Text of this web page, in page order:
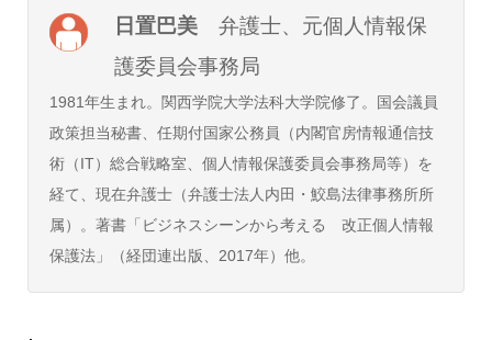
日置巴美弁護士、元個人情報保
護委員会事務局
1981年生まれ。関西学院大学法科大学院修了。国会議員
政策担当秘書、任期付国家公務員（内閣官房情報通信技
術（IT）総合戦略室、個人情報保護委員会事務局等）を
経て、現在弁護士（弁護士法人内田・鮫島法律事務所所
属）。著書「ビジネスシーンから考える 改正個人情報
保護法」（経団連出版、2017年）他。